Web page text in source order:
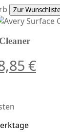
Zur
€
€